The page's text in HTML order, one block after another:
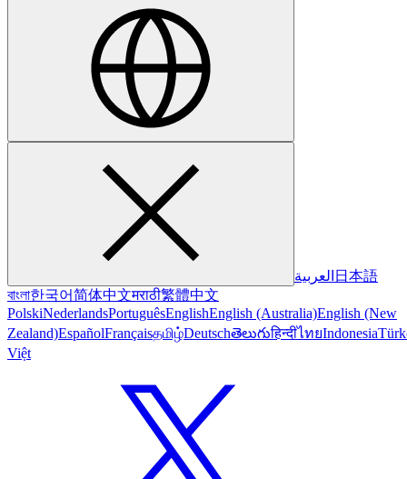
العربية 日本語
বাংলা한국어简体中文मराठी繁體中文
PolskiNederlandsPortuguêsEnglishEnglish (Australia)English (New
Zealand)EspañolFrançaisதமிழ்Deutschతెలుగుहिन्दीไทยIndonesia
Việt